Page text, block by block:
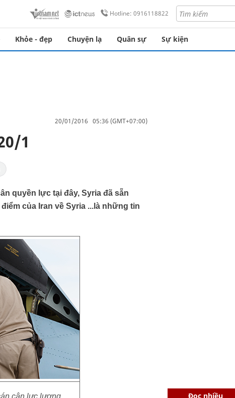
Hotline: 0916118822
Khỏe - đẹp Chuyện lạ Quân sự Sự kiện
20/01/2016 05:36 (GMT+07:00)
1
quyền lực tại đây, Syria đã sẵn
của Iran về Syria ...là những tin
cân lực lượng Đọc nhiều